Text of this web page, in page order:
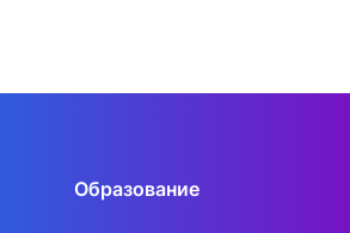
Образование